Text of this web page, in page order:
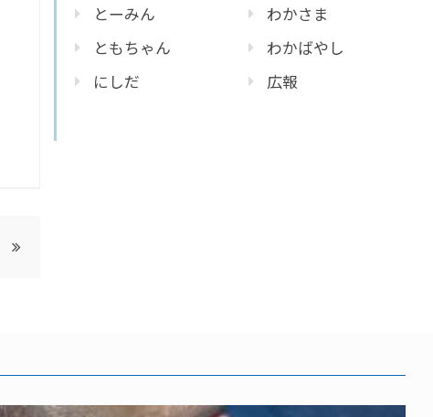
とーみん
ともちゃん
にしだ
わかさま
わかばやし
広報